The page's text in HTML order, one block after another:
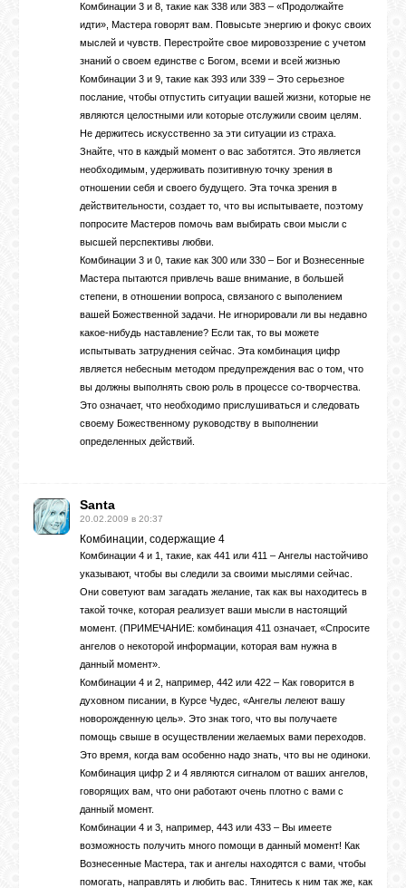
Комбинации 3 и 8, такие как 338 или 383 – «Продолжайте
идти», Мастера говорят вам. Повысьте энергию и фокус своих
мыслей и чувств. Перестройте свое мировоззрение с учетом
знаний о своем единстве с Богом, всеми и всей жизнью
Комбинации 3 и 9, такие как 393 или 339 – Это серьезное
послание, чтобы отпустить ситуации вашей жизни, которые не
являются целостными или которые отслужили своим целям.
Не держитесь искусственно за эти ситуации из страха.
Знайте, что в каждый момент о вас заботятся. Это является
необходимым, удерживать позитивную точку зрения в
отношении себя и своего будущего. Эта точка зрения в
действительности, создает то, что вы испытываете, поэтому
попросите Мастеров помочь вам выбирать свои мысли с
высшей перспективы любви.
Комбинации 3 и 0, такие как 300 или 330 – Бог и Вознесенные
Мастера пытаются привлечь ваше внимание, в большей
степени, в отношении вопроса, связаного с выполением
вашей Божественной задачи. Не игнорировали ли вы недавно
какое-нибудь наставление? Если так, то вы можете
испытывать затруднения сейчас. Эта комбинация цифр
является небесным методом предупреждения вас о том, что
вы должны выполнять свою роль в процессе со-творчества.
Это означает, что необходимо прислушиваться и следовать
своему Божественному руководству в выполнении
определенных действий.
Santa
20.02.2009 в 20:37
Комбинации, содержащие 4
Комбинации 4 и 1, такие, как 441 или 411 – Ангелы настойчиво
указывают, чтобы вы следили за своими мыслями сейчас.
Они советуют вам загадать желание, так как вы находитесь в
такой точке, которая реализует ваши мысли в настоящий
момент. (ПРИМЕЧАНИЕ: комбинация 411 означает, «Спросите
ангелов о некоторой информации, которая вам нужна в
данный момент».
Комбинации 4 и 2, например, 442 или 422 – Как говорится в
духовном писании, в Курсе Чудес, «Ангелы лелеют вашу
новорожденную цель». Это знак того, что вы получаете
помощь свыше в осуществлении желаемых вами переходов.
Это время, когда вам особенно надо знать, что вы не одиноки.
Комбинация цифр 2 и 4 являются сигналом от ваших ангелов,
говорящих вам, что они работают очень плотно с вами с
данный момент.
Комбинации 4 и 3, например, 443 или 433 – Вы имеете
возможность получить много помощи в данный момент! Как
Вознесенные Мастера, так и ангелы находятся с вами, чтобы
помогать, направлять и любить вас. Тянитесь к ним так же, как